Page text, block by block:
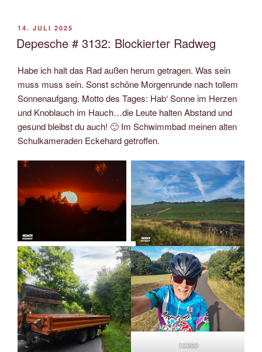
VERÖFFENTLICHT
AM
14. JULI 2025
Depesche # 3132: Blockierter Radweg
Habe ich halt das Rad außen herum getragen. Was sein
muss muss sein. Sonst schöne Morgenrunde nach tollem
Sonnenaufgang. Motto des Tages: Hab‘ Sonne im Herzen
und Knoblauch im Hauch…die Leute halten Abstand und
gesund bleibst du auch! 🙂 Im Schwimmbad meinen alten
Schulkameraden Eckehard getroffen.
10350